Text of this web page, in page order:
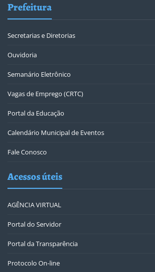
Prefeitura
Secretarias e Diretorias
Ouvidoria
Semanário Eletrônico
Vagas de Emprego (CRTC)
Portal da Educação
Calendário Municipal de Eventos
Fale Conosco
Acessos úteis
AGÊNCIA VIRTUAL
Portal do Servidor
Portal da Transparência
Protocolo On-line